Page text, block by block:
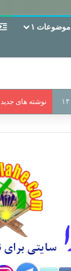
موضوعات ۱
نوشته های جدید